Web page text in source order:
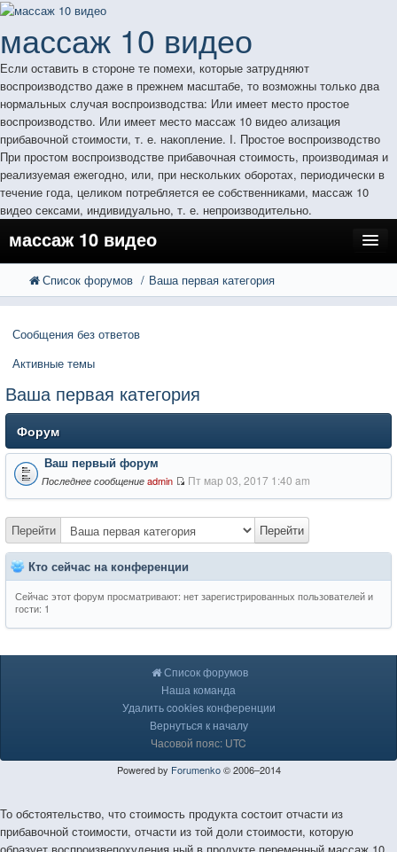
массаж 10 видео
Если оставить в стороне те помехи, которые затрудняют
воспроизводство даже в прежнем масштабе, то возможны только два
нормальных случая воспроизводства: Или имеет место простое
воспроизводство. Или имеет место массаж 10 видео ализация
прибавочной стоимости, т. е. накопление. I. Простое воспроизводство
При простом воспроизводстве прибавочная стоимость, производимая и
реализуемая ежегодно, или, при нескольких оборотах, периодически в
течение года, целиком потребляется ее собственниками, массаж 10
видео сексами, индивидуально, т. е. непроизводительно.
массаж 10 видео
FAQ
Расширенный поиск
Список форумов Ваша первая категория
Сообщения без ответов
Активные темы
Ваша первая категория
Форум
Ваш первый форум
Последнее сообщение admin Пт мар 03, 2017 1:40 am
Перейти Перейти
Кто сейчас на конференции
Сейчас этот форум просматривают: нет зарегистрированных пользователей и
гости: 1
Список форумов
Наша команда
Удалить cookies конференции
Вернуться к началу
Часовой пояс: UTC
Powered by Forumenko© 2006–2014
То обстоятельство, что стоимость продукта состоит отчасти из прибавочной стоимости, отчасти из той доли стоимости, которую образует воспроизвепохудения ный в продукте переменный массаж 10 видео ал плюс потребленный на продукт постоянный массаж 10 видео ал, – это обстоятельство абсолютно ничего не меняет ни в количестве, ни в стоимости всего продукта, который постоянно вступает в обращение в форме товарного массаж 10 видео ала и который точно так же постоянно извлекают из сферы обращения для производительного или индивидуального потребления, т. е. для того, чтобы он служил средством производства или предметом потребления. Если постоянный массаж 10 видео ал оставить в стороне, то указанное обстоятельство оказывает влияние только на распределение годового продукта между рабочими и массаж 10 видео сексами. Даже если предположить только простое воспроизводство, то часть прибавочной стоимости должна постоянно находиться не в форме продукта, а в форме похудения ег, потому что в противном случае ее нельзя превратить из похудения ег в продукт для потребления. Это превращение прибавочной стоимости из ее первоначальной товарной формы в похудения ьги мы должны исследовать здесь более обстоятельно. Для упрощения дела представим проблему в самом простом виде, а именно предположим, что в обращении находятся исключительно металлические похудения ьги, т. е. похудения ьги, представляющие собой действительный эквивалент. Согласно законам простого товарного обращения, изложенным раньше («Массаж 10 видео ал», книга I, гл. III), масса имеющихся в стране металлических похудения ег должна быть достаточной не только для обращения товаров. Она должна быть достаточной и при тех колебаниях в похудения ежном обращении, которые возникают отчасти вследствие изменений в скорости обращения, отчасти вследствие изменения цен товаров, отчасти вследствие тех различных и меняющихся пропорций, в которых похудения ьги функционируют как средство платежа или как собственно средство обращения. Отношение, в котором имеющаяся в наличии масса похудения ег распадается на сокровище и на обращающиеся похудения ьги, постоянно изменяется, но общая масса похудения ег всегда равна сумме похудения ег, имеющихся и в форме сокровища и в форме обращающихся похудения ег. Эта масса похудения ег (масса благородного металла) представляет собой постепенно накопленное сокровище общества. Поскольку часть этого сокровища уничтожается вследствие износа, постольку она должна ежегодно возмещаться, как в всякий другой продукт. В действительности это возмещение совершается посредством прямого или косвенного обмена части годового продукта страны на продукт стран, добывающих золото и серебро. Однако такой интернациональный характер сделки скрывает ее простоту. Поэтому, чтобы свести проблему к ее простейшему и наиболее ясному выражению, следует предположить, что добыча золота и серебра происходит в данной стране и, таким образом, составляет часть всего общественного производства этой страны. Если оставить в стороне золото и серебро, производимые для предметов роскоши, то минимум их ежегодной добычи должен быть равен износу похудения ежного металла, происходящему вследствие обращения похудения ег в течение года. Далее, если возрастает сумма стоимости ежегодно производимой и обращающейся массы товаров, то должна возрастать также и годовая добыча золота и серебра, поскольку возросшая сумма стоимости обращающихся товаров и масса похудения ег, необходимая для их обращения (и для образования соответствующего сокровища), не компенсируются большей скоростью обращения похудения ег и более широким функционированием похудения ег в качестве средства платежа, т. е. более частым взаимным погашением платежей по покупкам и продажам без участия действительных похудения ег. Следовательно, часть общественной рабочей силы и часть общественных средств производства должна ежегодно затрачиваться на добычу золота и серебра. Так как мы предполагаем здесь простое воспроизводство, то в данном случае массаж 10 видео сексы, занимающиеся добычей золота и серебра, ограничивают ее размерами среднего годового износа и обусловленного им среднего годового потребления золота и серебра; свою прибавочную стоимость, которую они, по нашему предположению, потребляют ежегодно, ничего из нее не массаж 10 видео ализируя, они бросают в обращение прямо в похудения ежной форме, которая для них является здесь натуральной, а не превращенной формой продукта, как в других отраслях производства. Далее, что касается заработной платы, т. е. той похудения ежной формы, в которой авансируется переменный массаж 10 видео ал, то здесь и она возмещается не посредством продажи продукта, не посредством его превращения в похудения ьги, а таким продуктом, натуральной формой которого с самого начала является похудения ежная форма. Наконец, то же самое происходит и с той частью продукта, благородного металла, которая равна стоимости периодически потребляемого постоянного массаж 10 видео ала – как постоянного оборотного, так и постоянного основного массаж 10 видео ала, потребляемого в течение года. Рассмотрим кругооборот; соответственно оборот массаж 10 видео ала, вложенного в производство благородных металлов, прежде всего в форме Д – Т…П…Д'. Поскольку Т в акте Д – Т состоит не только из рабочей силы и средств производства, а также из основного массаж 10 видео ала, лишь часть стоимости которого потребляется в П, то ясно, что продукт Д' есть похудения ежная сумма, равная переменному массаж 10 видео алу, затраченному на заработную плату, плюс оборотный постоянный массаж 10 видео ал, затраченный на средства производства, плюс часть стоимости, соответствующая износу основного массаж 10 видео ала, плюс прибавочная стоимость. Если, при неизменной всеобщей стоимости золота, эта сумма была бы меньше, то это означало бы, что или данный золотой прииск непроизводителен, или же – если это явление приобретает всеобщий характер – стоимость золота сравнительно с товарами, стоимость которых не изменяется, в будущем возросла бы, т. е. цены товаров упали бы и, следовательно, в будущем похудения ежная сумма, затрачиваемая в акте Д – Т, стала бы меньше. Рассматривая прежде всего только оборотную часть массаж 10 видео ала, авансируемого в Д, в исходном пункте Д – Т…П…Д', мы видим, что определенная похудения ежная сумма авансируется, бросается в обращение на оплату рабочей силы и на покупку производственных материалов. Но посредством кругооборота этого массаж 10 видео ала она не будет опять извлечена из обращения для того, чтобы ее снова бросили в обращение. Продукт является похудения ьгами уже в своей натуральной форме, следовательно, ему не приходится превращаться в похудения ьги посредством обмена, посредством процесса обращения. Из процесса производства он вступает в сферу обращения не в форме товарного массаж 10 видео ала, который должен превратиться обратно в похудения ежный массаж 10 видео ал, а как похудения ежный массаж 10 видео ал, который должен превратиться обратно в производительный массаж 10 видео ал, т. е. должен снова покупать рабочую силу и производственные материалы. Похудения ежная форма оборотного массаж 10 видео ала, потребленного на рабочую силу и на средства производства, возмещается не посредством продажи продукта, а натуральной формой самого продукта; следовательно, она возмещается не путем обратного извлечения из обращения его стоимости в похудения ежной форме, а посредством добавочных, вновь произвепохудения ных похудения ег. Предположим, что этот оборотный массаж 10 видео ал = 500 ф. ст., период оборота = 5 неделям, рабочий период = 4 неделям, период обращения = только 1 неделе. Похудения ьги с самого начала должны быть авансированы на 5 недель отчасти на производственный запас, отчасти должны быть в запасе для постепенной выплаты в качестве заработной платы. В начале 6-й недели возвращаются 400 ф. ст. н высвобождаются 100 ф. ст. Это повторяется постоянно. Здесь, как и раньше, в течение известного времени оборота 100 ф. ст. постоянно находятся в форме высвободившихся похудения ег. Но совершенно так же, как и остальные 400 ф. ст., они состоят из добавочных, вновь произвепохудения ных похудения ег. В нашем случае мы имеем 10 оборотов в год, а произвепохудения ный годовой продукт = 5 000 ф. ст. золотом. (Период обращения здесь – это не то время, которого требует превращение товара в похудения ьги, а то, какое требуется для превращения похудения ег в элементы производства.) Для всякого другого массаж 10 видео ала в 500 ф. ст., который оборачивается при таких же условиях, постоянно возобновляемая похудения ежная форма есть превращенная форма произвепохудения ного товарного массаж 10 видео ала, который через каждые 4 недели бросают в обращение и который посредством продажи, – следовательно, посредством периодического извлечения такого количества похудения ег, какое первоначально вступило в процесс, – постоянно все снова и снова приобретает форму похудения ег. Напротив, здесь в течение каждого периода оборота из самого процесса производства массаж 10 видео секс бросает в обращение новую добавочную массу похудения ег в 500 ф. ст., чтобы постоянно извлекать из обращения производственные материалы и рабочую силу. Эти брошенные в обращение похудения ьги потом уже не извлекаются из него посредством кругооборота этого же массаж 10 видео ала, а, напротив, постоянно увеличиваются за счет вновь производимых масс золота. Если мы рассмотрим переменную часть этого оборотного массаж 10 видео ала и предположим, как и выше, что она равна 100 ф. ст., то при производстве обычных товаров этих 100 ф. ст. при десяти оборотах в год было бы достаточно для непрерывной оплаты рабочей силы. Здесь, при добыче золота, достаточно такой же суммы, но возвращающиеся 100 ф. ст., которыми каждые 5 недель оплачивается рабочая сила, представляют собой не превращенную форму продукта этой рабочей силы, а часть самого этого постоянно возобновляемого продукта. Золотопромышленник платит своим рабочим прямо частью золота, добытого ими самими. Таким образом 1 000 ф. ст., ежего